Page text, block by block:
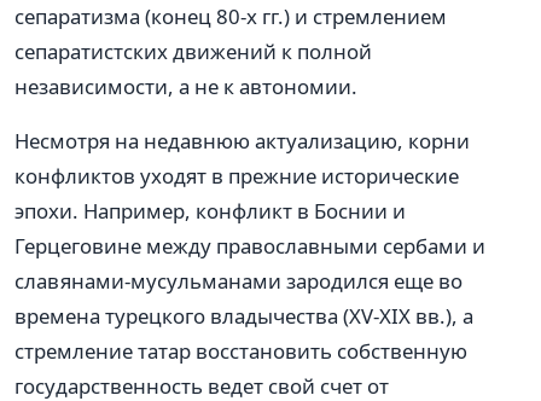
сепаратизма (конец 80-х гг.) и стремлением
сепаратистских движений к полной
независимости, а не к автономии.
Несмотря на недавнюю актуализацию, корни
конфликтов уходят в прежние исторические
эпохи. Например, конфликт в Боснии и
Герцеговине между православными сербами и
славянами-мусульманами зародился еще во
времена турецкого владычества (XV-XIX вв.), а
стремление татар восстановить собственную
государственность ведет свой счет от